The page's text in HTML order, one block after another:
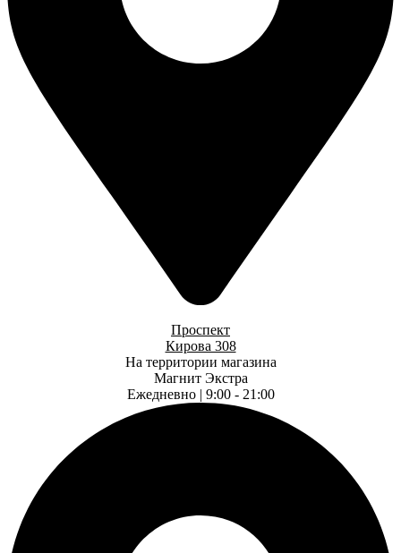
Проспект
Кирова 308
На территории магазина
Магнит Экстра
Ежедневно | 9:00 - 21:00